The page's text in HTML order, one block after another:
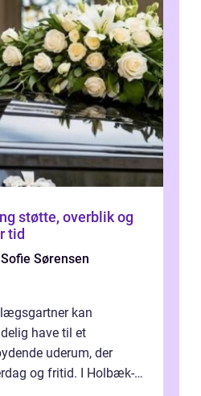
og
tid
Sofie Sørensen
kan
have til et
uderum, der
og fritid. I Holbæk-